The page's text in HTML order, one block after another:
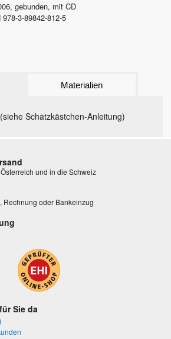
, gebunden, mit CD
978-3-89842-812-5
Materialien
Schatzkästchen-Anleitung)
und in die Schweiz
Rechnung oder Bankeinzug
Sie da